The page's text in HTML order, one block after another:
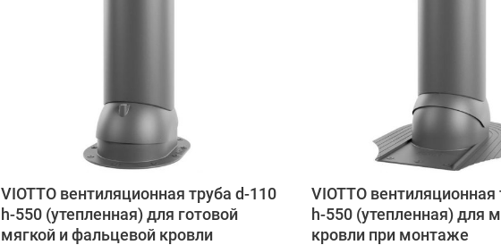
VIOTTO вентиляционная труба d-110
h-550 (утепленная) для готовой
мягкой и фальцевой кровли
VIOTTO вентиляционная
h-550 (утепленная) для
кровли при монтаже